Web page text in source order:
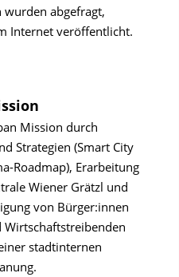
wurden abgefragt,
Internet veröffentlicht.
Mission durch
Strategien (Smart City
Roadmap), Erarbeitung
Wiener Grätzl und
von Bürger:innen
stadtinternen